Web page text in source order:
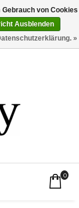
2
0
von Cookies
Ausblenden
»